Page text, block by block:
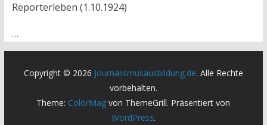
Reporterleben (1.10.1924)
…
Copyright © 2026 Journalismusausbildung.de. Alle Rechte
vorbehalten.
Theme: ColorMag von ThemeGrill. Präsentiert von
WordPress.